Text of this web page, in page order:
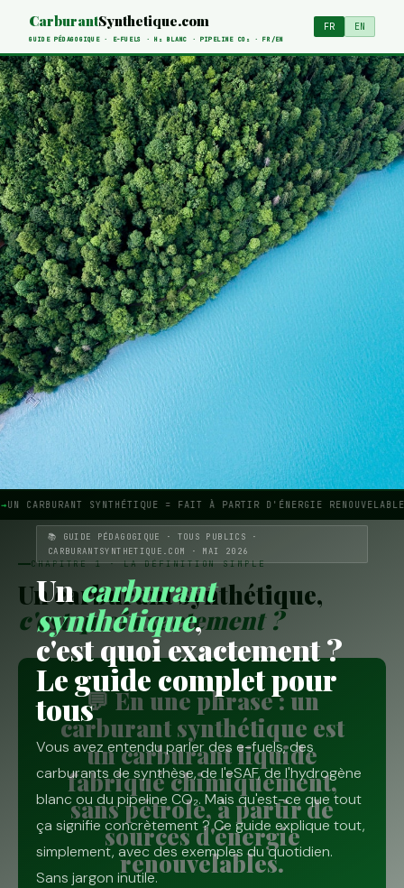
CarburantSynthetique.com
GUIDE PÉDAGOGIQUE · E-FUELS · H₂ BLANC · PIPELINE CO₂ · FR/EN
FR EN
📚 GUIDE PÉDAGOGIQUE · TOUS PUBLICS ·
CARBURANTSYNTHETIQUE.COM · MAI 2026
Uncarburant
synthétique,
c'est quoi exactement ?
Le guide complet pour
tous
Vous avez entendu parler des e-fuels, des
carburants de synthèse, de l'eSAF, de l'hydrogène
blanc ou du pipeline CO₂. Mais qu'est-ce que tout
ça signifie concrètement ? Ce guide explique tout,
simplement, avec des exemples du quotidien.
Sans jargon inutile.
UN CARBURANT SYNTHÉTIQUE = FAIT À PARTIR D'ÉNERGIE
CHAPITRE 1 · LA DÉFINITION SIMPLE
Un carburant synthétique,
c'est quoi exactement ?
💬 En une phrase : un
carburant synthétique est
un carburant liquide
fabriqué chimiquement,
sans pétrole, à partir de
sources d'énergie
renouvelables.